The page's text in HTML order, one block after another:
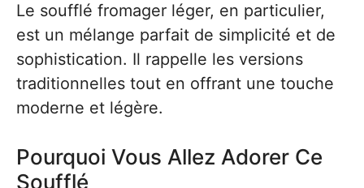
Le soufflé fromager léger, en particulier,
est un mélange parfait de simplicité et de
sophistication. Il rappelle les versions
traditionnelles tout en offrant une touche
moderne et légère.
Pourquoi Vous Allez Adorer Ce
Soufflé